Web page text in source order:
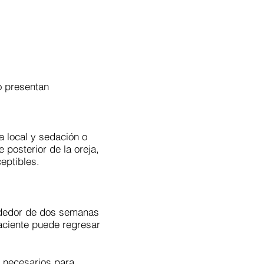
presentan
local y sedación o
posterior de la oreja,
de dos semanas
puede regresar